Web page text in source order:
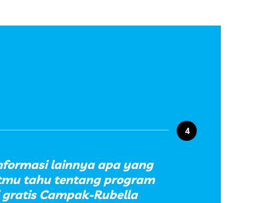
4
lainnya apa yang
tahu tentang program
Campak-Rubella